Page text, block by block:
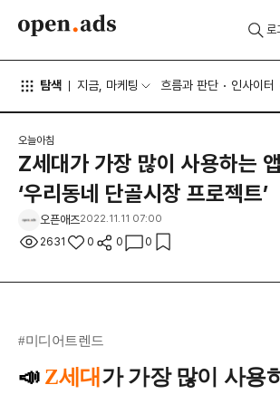
탐색 지금, 마케팅 흐름과 판단 인사이터
로
오늘아침
Z세대가 가장 많이 사용하는
‘우리동네 단골시장 프로젝트’
오픈애즈2022.11.11 07:00
2631 0 0 0
#미디어트렌드
📣 Z세대 가 가장 많이 사용